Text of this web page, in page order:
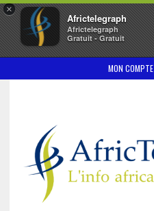
×
Africtelegraph
Africtelegraph
Gratuit - Gratuit
MON COMPTE